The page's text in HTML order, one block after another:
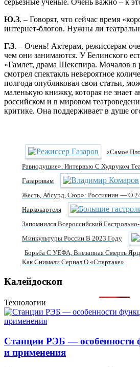
Ю.З. – Говорят, что сейчас время
интернет-блогов. Нужны ли
Г.З. – Очень! Актерам, режиссерам
чем они занимаются. У Белинского
«Гамлет, драма Шекспира. Мочалов в
смотрел спектакль невероятное
полгода опубликовал свои статьи,
маленькую книжку, которая не знает
российском и в мировом
критике. Она поддерживает в душе
«Самое
Равнодушие». Интервью С Худруком
Газаровым
Жесть, Абсурд, Сюр»: Россиянин — О
Наркокартеля
Запомнился Всероссийский
Минкультуры России В 2023 Году
Борьба С УЕФА, Внезапная Смерть
Как Снимали Сериал О «Спартаке»
Калейдоскоп
Технологии
Станции РЭБ — особенности
и применения